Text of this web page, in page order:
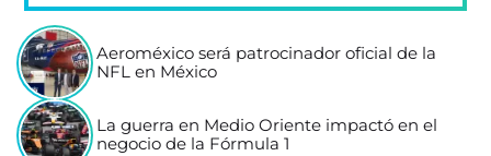
Aeroméxico será patrocinador oficial de la
NFL en México
La guerra en Medio Oriente impactó en el
negocio de la Fórmula 1